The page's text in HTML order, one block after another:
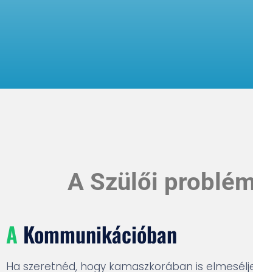
A Szülői
A Kommunikációban
Ha szeretnéd, hogy kamaszkorában is